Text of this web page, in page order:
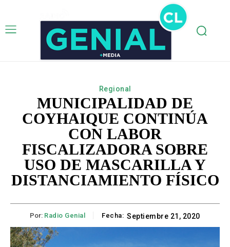
Regional
MUNICIPALIDAD DE
COYHAIQUE CONTINÚA
CON LABOR
FISCALIZADORA SOBRE
USO DE MASCARILLA Y
DISTANCIAMIENTO FÍSICO
Por: Radio Genial Fecha: Septiembre 21, 2020